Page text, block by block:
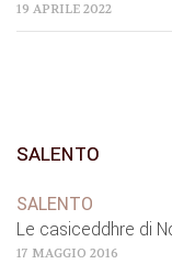
19 APRILE 2022
SALENTO
SALENTO
Le casiceddhre di
17 MAGGIO 2016